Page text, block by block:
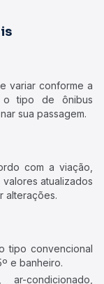
variar conforme a
o tipo de ônibus
sua passagem.
com a viação,
atualizados
alterações.
tipo convencional
e banheiro.
condicionado,